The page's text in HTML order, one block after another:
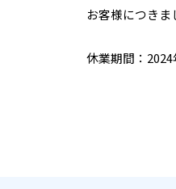
お客様につき
休業期間：2024